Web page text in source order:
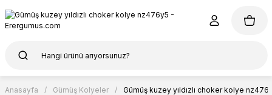
Anasayfa Gümüş Kolyeler Gümüş kuzey yıldızlı choker kolye